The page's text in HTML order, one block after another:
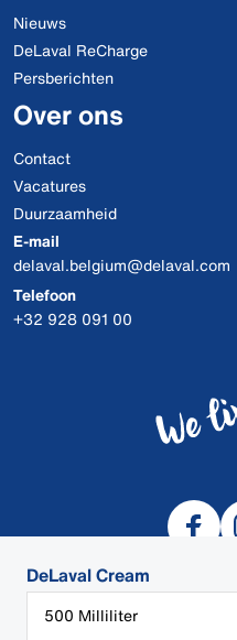
DeLaval Cream
500 Milliliter
Nieuws
DeLaval ReCharge
Persberichten
Over ons
Contact
Vacatures
Duurzaamheid
E-mail
delaval.belgium@delaval.com
Telefoon
+32 928 091 00